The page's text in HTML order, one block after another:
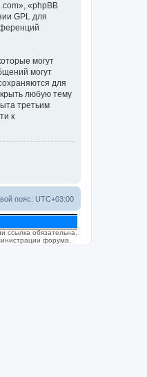
«phpBB
GPL для
могут
могут
для
любую тему
третьим
к
пояс: UTC+03:00
обязательна.
форума.